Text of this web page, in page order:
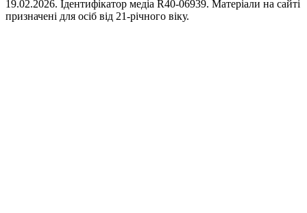
19.02.2026. Ідентифікатор медіа R40-06939. Матеріали на сайті
призначені для осіб від 21-річного віку.